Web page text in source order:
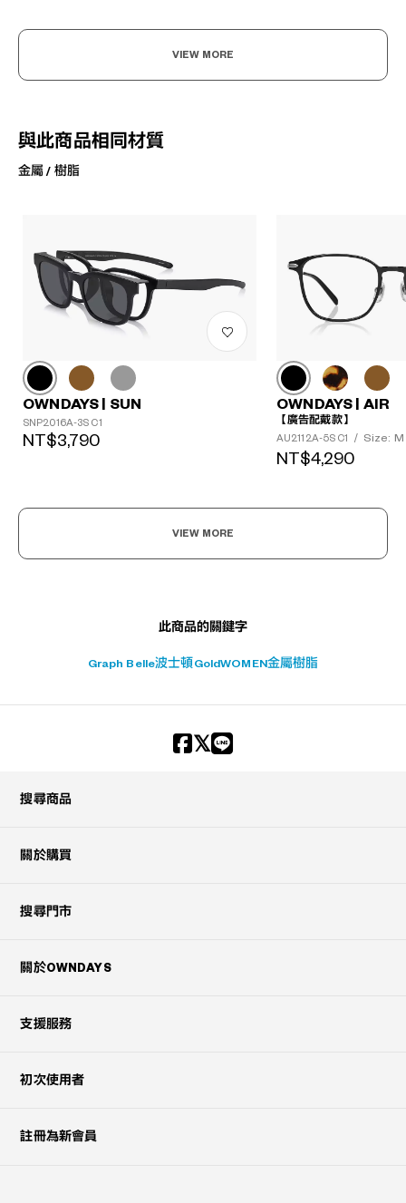
VIEW MORE
與此商品相同材質
金屬 / 樹脂
OWNDAYS | SUN
SNP2016A-3S C1
NT$3,790
OWNDAYS | AIR
【廣告配戴款】
AU2112A-5S C1
/ Size: M
NT$4,290
VIEW MORE
此商品的關鍵字
Graph Belle波士頓 GoldWOMEN金屬樹脂
搜尋商品
關於購買
搜尋門市
關於OWNDAYS
支援服務
初次使用者
註冊為新會員